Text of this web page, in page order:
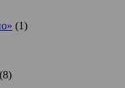
(1)
(8)